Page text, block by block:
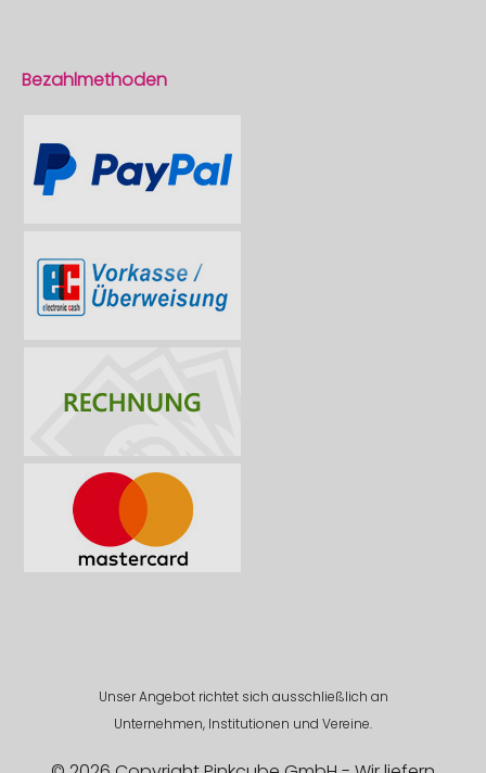
Bezahlmethoden
Unser Angebot richtet sich ausschließlich an
Unternehmen, Institutionen und Vereine.